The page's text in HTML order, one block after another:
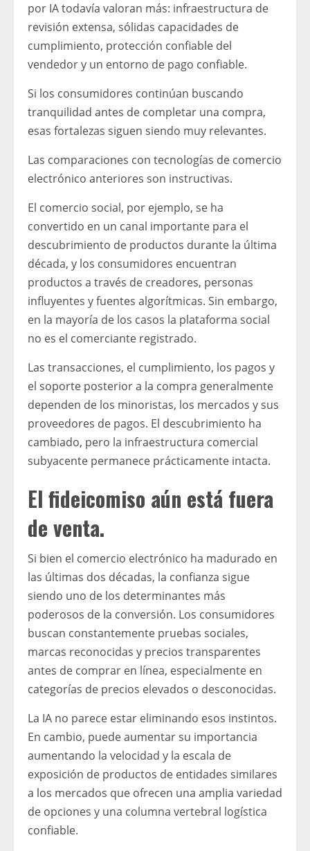
por IA todavía valoran más: infraestructura de
revisión extensa, sólidas capacidades de
cumplimiento, protección confiable del
vendedor y un entorno de pago confiable.
Si los consumidores continúan buscando
tranquilidad antes de completar una compra,
esas fortalezas siguen siendo muy relevantes.
Las comparaciones con tecnologías de comercio
electrónico anteriores son instructivas.
El comercio social, por ejemplo, se ha
convertido en un canal importante para el
descubrimiento de productos durante la última
década, y los consumidores encuentran
productos a través de creadores, personas
influyentes y fuentes algorítmicas. Sin embargo,
en la mayoría de los casos la plataforma social
no es el comerciante registrado.
Las transacciones, el cumplimiento, los pagos y
el soporte posterior a la compra generalmente
dependen de los minoristas, los mercados y sus
proveedores de pagos. El descubrimiento ha
cambiado, pero la infraestructura comercial
subyacente permanece prácticamente intacta.
El fideicomiso aún está fuera
de venta.
Si bien el comercio electrónico ha madurado en
las últimas dos décadas, la confianza sigue
siendo uno de los determinantes más
poderosos de la conversión. Los consumidores
buscan constantemente pruebas sociales,
marcas reconocidas y precios transparentes
antes de comprar en línea, especialmente en
categorías de precios elevados o desconocidas.
La IA no parece estar eliminando esos instintos.
En cambio, puede aumentar su importancia
aumentando la velocidad y la escala de
exposición de productos de entidades similares
a los mercados que ofrecen una amplia variedad
de opciones y una columna vertebral logística
confiable.